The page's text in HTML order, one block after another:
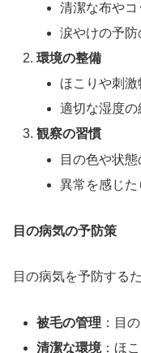
清潔な布や
涙やけの予
環境の整備
ほこりや刺
適切な湿度の
観察の習慣
目の色や状
異常を感じ
目の病気の予防策
目の病気を予防する
被毛の管理 ：目
清潔な環境：ほ